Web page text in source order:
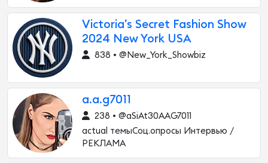
Victoria’s Secret Fashion Show
2024 New York USA
838 • @New_York_Showbiz
a.a.g7011
238 • @aSiAt30AAG7011
actual темыСоц.опросы Интервью /
РЕКЛАМА